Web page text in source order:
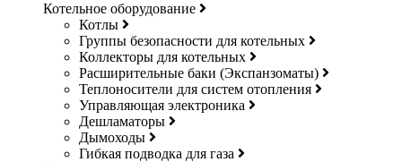
Котельное оборудование
Котлы
Группы безопасности для котельных
Коллекторы для котельных
Расширительные баки (Экспанзоматы)
Теплоносители для систем отопления
Управляющая электроника
Дешламаторы
Дымоходы
Гибкая подводка для газа